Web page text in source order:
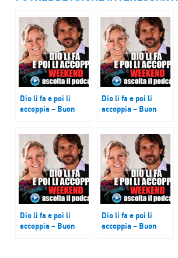
Dio li fa e poi li
accoppia – Buon
2018
Dio li fa e poi li
accoppia – Buon
Dio li fa e poi li
accoppia – Buon
Dio li fa e poi li
accoppia – Buon